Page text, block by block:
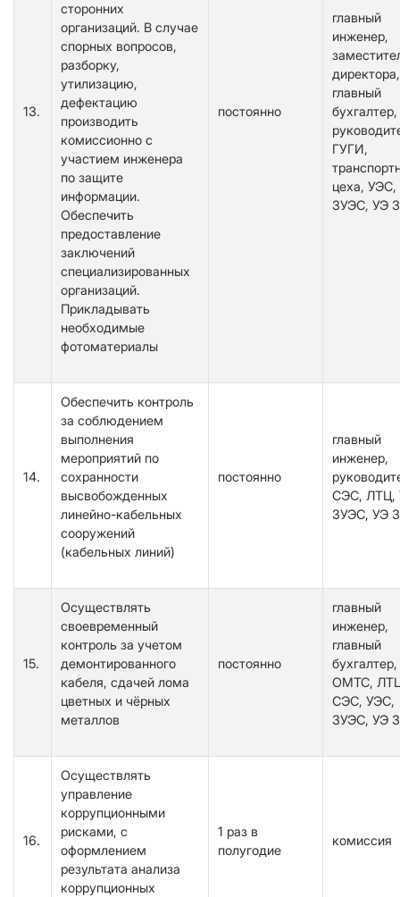
13.
сторонних
организаций. В случае
спорных вопросов,
разборку,
утилизацию,
дефектацию
производить
комиссионно с
участием инженера
по защите
информации.
Обеспечить
предоставление
заключений
специализированных
организаций.
Прикладывать
необходимые
фотоматериалы
постоянно
главный
инженер,
директора,
главный
бухгалтер,
ГУГИ,
цеха, УЭС,
ЗУЭС, УЭ
14.
Обеспечить контроль
за соблюдением
выполнения
мероприятий по
сохранности
высвобожденных
линейно-кабельных
сооружений
(кабельных линий)
постоянно
главный
инженер,
СЭС, ЛТЦ,
ЗУЭС, УЭ
15.
Осуществлять
своевременный
контроль за учетом
демонтированного
кабеля, сдачей лома
цветных и чёрных
металлов
постоянно
главный
инженер,
главный
ОМТС,
СЭС, УЭС,
ЗУЭС, УЭ
16.
Осуществлять
управление
коррупционными
рисками, с
оформлением
результата анализа
коррупционных
1 раз в
полугодие
комиссия